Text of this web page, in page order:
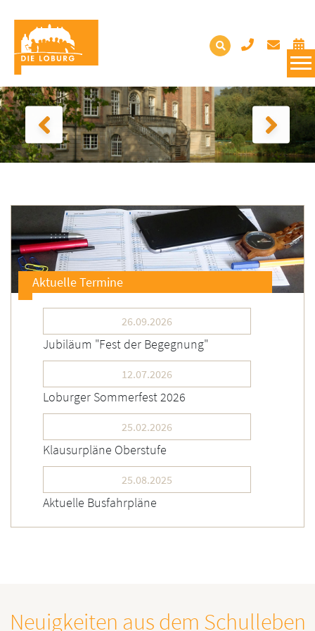
Aktuelle Termine
26.09.2026
Jubiläum "Fest der Begegnung"
12.07.2026
Loburger Sommerfest 2026
25.02.2026
Klausurpläne Oberstufe
25.08.2025
Aktuelle Busfahrpläne
Neuigkeiten aus dem Schulleben